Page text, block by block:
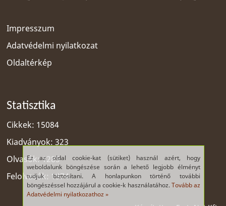
Ez az oldal cookie-kat (sütiket) használ azért, hogy
weboldalunk böngészése során a lehető legjobb élményt
tudjuk biztosítani. A honlapunkon történő további
böngészéssel hozzájárul a cookie-k használatához.Tovább az
Adatvédelmi nyilatkozathoz »
Impresszum
Adatvédelmi nyilatkozat
Oldaltérkép
Statisztika
Cikkek: 15084
Kiadványok: 323
Olvasók: 1285
Felolvasók: 1974